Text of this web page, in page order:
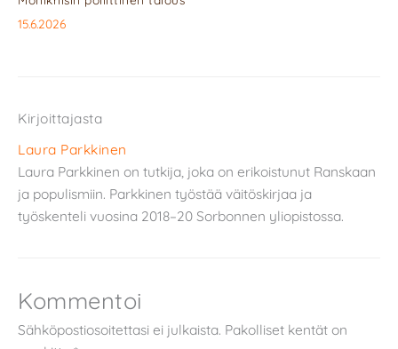
15.6.2026
Kirjoittajasta
Laura Parkkinen
Laura Parkkinen on tutkija, joka on erikoistunut Ranskaan
ja populismiin. Parkkinen työstää väitöskirjaa ja
työskenteli vuosina 2018–20 Sorbonnen yliopistossa.
Kommentoi
Sähköpostiosoitettasi ei julkaista. Pakolliset kentät on